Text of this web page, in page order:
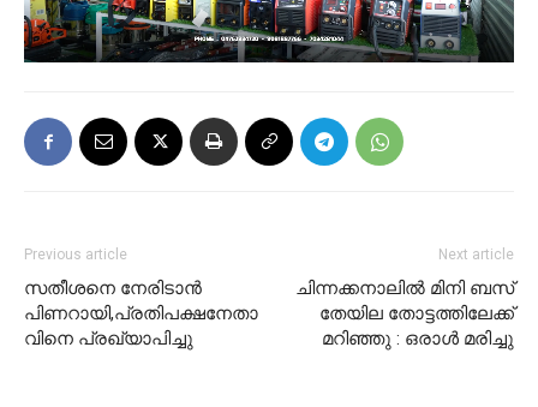
Previous article
സതീശനെ നേരിടാന്‍
പിണറായി,പ്രതിപക്ഷനേതാ
വിനെ പ്രഖ്യാപിച്ചു
Next article
ചിന്നക്കനാലില്‍ മിനി ബസ്
തേയില തോട്ടത്തിലേക്ക്
മറിഞ്ഞു : ഒരാൾ മരിച്ചു